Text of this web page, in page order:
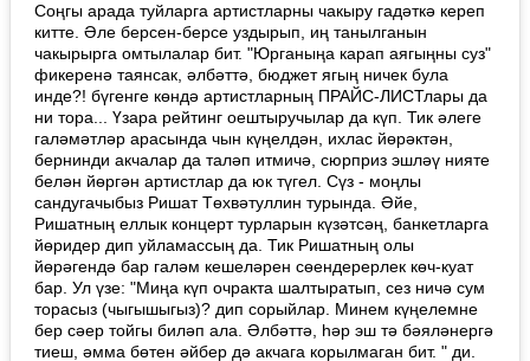
Соңгы арада туйларга артистларны чакыру гадәткә кереп
китте. Әле берсен-берсе уздырып, иң танылганын
чакырырга омтылалар бит. "Юрганыңа карап аягыңны суз"
фикеренә таянсак, әлбәттә, бюджет ягың ничек була
инде?! бүгенге көндә артистларның ПРАЙС-ЛИСТлары да
ни тора... Үзара рейтинг оештыручылар да күп. Тик әлеге
галәмәтләр арасында чын күңелдән, ихлас йөрәктән,
бернинди акчалар да таләп итмичә, сюрприз эшләү нияте
белән йөргән артистлар да юк түгел. Сүз - моңлы
сандугачыбыз Ришат Төхвәтуллин турында. Әйе,
Ришатның еллык концерт турларын күзәтсәң, банкетларга
йөридер дип уйламассың да. Тик Ришатның олы
йөрәгендә бар галәм кешеләрен сөендерерлек көч-куат
бар. Ул үзе: "Миңа күп очракта шалтыратып, сез ничә сум
торасыз (чыгышыгыз)? дип сорыйлар. Минем күңелемне
бер сәер тойгы биләп ала. Әлбәттә, һәр эш тә бәяләнергә
тиеш, әмма бөтен әйбер дә акчага корылмаган бит. " ди.